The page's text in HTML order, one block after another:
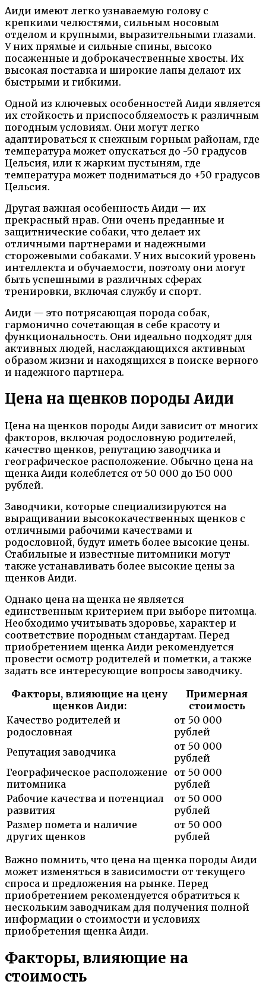
Аиди имеют легко узнаваемую голову с
крепкими челюстями, сильным носовым
отделом и крупными, выразительными глазами.
У них прямые и сильные спины, высоко
посаженные и доброкачественные хвосты. Их
высокая поставка и широкие лапы делают их
быстрыми и гибкими.
Одной из ключевых особенностей Аиди является
их стойкость и приспособляемость к различным
погодным условиям. Они могут легко
адаптироваться к снежным горным районам, где
температура может опускаться до -50 градусов
Цельсия, или к жарким пустыням, где
температура может подниматься до +50 градусов
Цельсия.
Другая важная особенность Аиди — их
прекрасный нрав. Они очень преданные и
защитнические собаки, что делает их
отличными партнерами и надежными
сторожевыми собаками. У них высокий уровень
интеллекта и обучаемости, поэтому они могут
быть успешными в различных сферах
тренировки, включая службу и спорт.
Аиди — это потрясающая порода собак,
гармонично сочетающая в себе красоту и
функциональность. Они идеально подходят для
активных людей, наслаждающихся активным
образом жизни и находящихся в поиске верного
и надежного партнера.
Цена на щенков породы Аиди
Цена на щенков породы Аиди зависит от многих
факторов, включая родословную родителей,
качество щенков, репутацию заводчика и
географическое расположение. Обычно цена на
щенка Аиди колеблется от 50 000 до 150 000
рублей.
Заводчики, которые специализируются на
выращивании высококачественных щенков с
отличными рабочими качествами и
родословной, будут иметь более высокие цены.
Стабильные и известные питомники могут
также устанавливать более высокие цены за
щенков Аиди.
Однако цена на щенка не является
единственным критерием при выборе питомца.
Необходимо учитывать здоровье, характер и
соответствие породным стандартам. Перед
приобретением щенка Аиди рекомендуется
провести осмотр родителей и пометки, а также
задать все интересующие вопросы заводчику.
Факторы, влияющие на цену
щенков Аиди:
Примерная
стоимость
Качество родителей и
родословная
от 50 000
рублей
Репутация заводчика
от 50 000
рублей
Географическое расположение
питомника
от 50 000
рублей
Рабочие качества и потенциал
развития
от 50 000
рублей
Размер помета и наличие
других щенков
от 50 000
рублей
Важно помнить, что цена на щенка породы Аиди
может изменяться в зависимости от текущего
спроса и предложения на рынке. Перед
приобретением рекомендуется обратиться к
нескольким заводчикам для получения полной
информации о стоимости и условиях
приобретения щенка Аиди.
Факторы, влияющие на
стоимость